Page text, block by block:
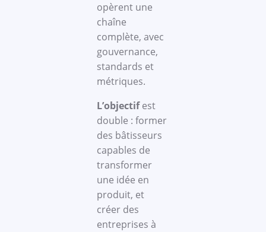
opèrent une
chaîne
complète, avec
gouvernance,
standards et
métriques.
L’objectifest
double : former
des bâtisseurs
capables de
transformer
une idée en
produit, et
créer des
entreprises à